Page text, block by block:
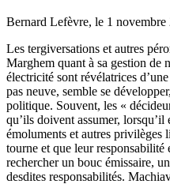
Bernard Lefèvre, le 1 novembre
Les tergiversations et autres
Marghem quant à sa gestion de
électricité sont révélatrices
pas neuve, semble se
politique. Souvent, les «
qu’ils doivent assumer,
émoluments et autres
tourne et que leur responsabilité
rechercher un bouc émissaire,
desdites responsabilités.